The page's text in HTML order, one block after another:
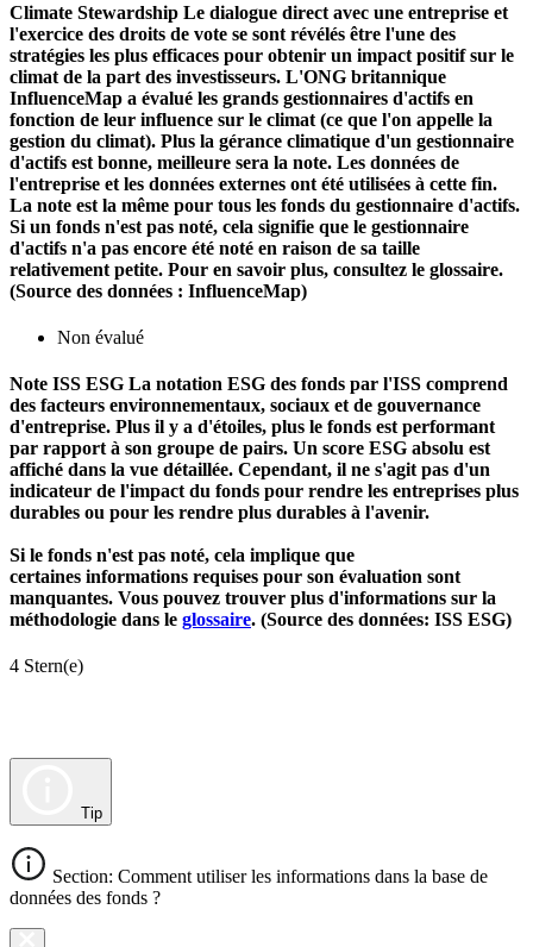
Climate Stewardship Le dialogue direct avec une entreprise et
l'exercice des droits de vote se sont révélés être l'une des
stratégies les plus efficaces pour obtenir un impact positif sur le
climat de la part des investisseurs. L'ONG britannique
InfluenceMap a évalué les grands gestionnaires d'actifs en
fonction de leur influence sur le climat (ce que l'on appelle la
gestion du climat). Plus la gérance climatique d'un gestionnaire
d'actifs est bonne, meilleure sera la note. Les données de
l'entreprise et les données externes ont été utilisées à cette fin.
La note est la même pour tous les fonds du gestionnaire d'actifs.
Si un fonds n'est pas noté, cela signifie que le gestionnaire
d'actifs n'a pas encore été noté en raison de sa taille
relativement petite. Pour en savoir plus, consultez le glossaire.
(Source des données : InfluenceMap)
Non évalué
Note ISS ESG La notation ESG des fonds par l'ISS comprend
des facteurs environnementaux, sociaux et de gouvernance
d'entreprise. Plus il y a d'étoiles, plus le fonds est performant
par rapport à son groupe de pairs. Un score ESG absolu est
affiché dans la vue détaillée. Cependant, il ne s'agit pas d'un
indicateur de l'impact du fonds pour rendre les entreprises plus
durables ou pour les rendre plus durables à l'avenir.
Si le fonds n'est pas noté, cela implique que
certaines informations requises pour son évaluation sont
manquantes. Vous pouvez trouver plus d'informations sur la
méthodologie dans le glossaire. (Source des données: ISS ESG)
4 Stern(e)
Tip
Section: Comment utiliser les informations dans la base de
données des fonds ?